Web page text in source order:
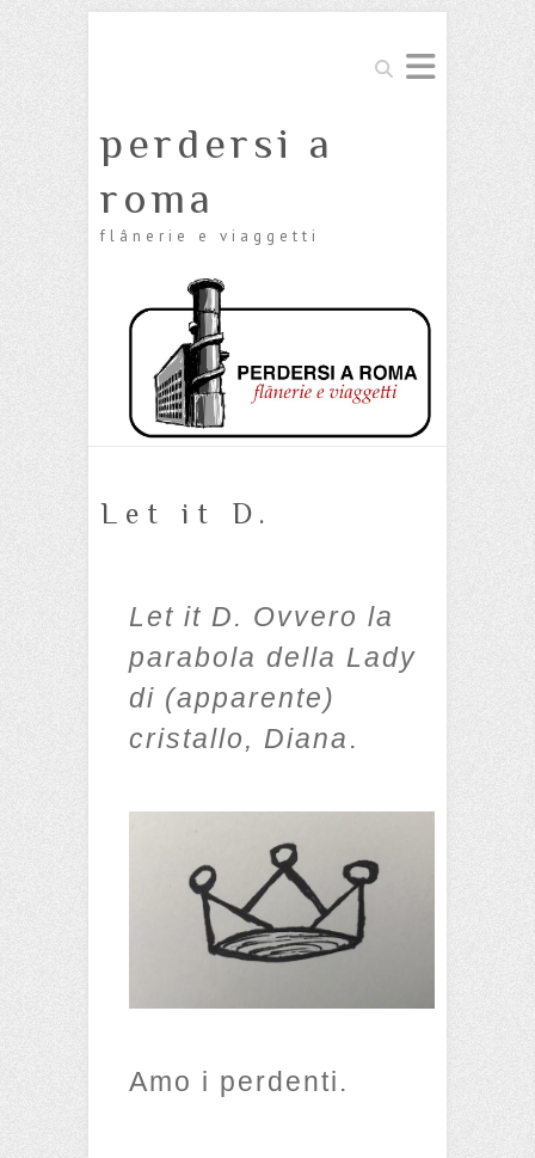
Cerca
perdersi a
roma
flânerie e viaggetti
Let it D.
Let it D. Ovvero la
parabola della Lady
di (apparente)
cristallo, Diana.
Amo i perdenti.